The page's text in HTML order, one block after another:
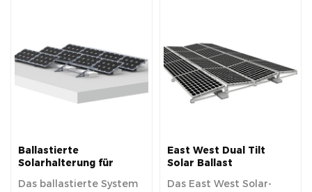
Ballastierte
Solarhalterung für
Das ballastierte System
East West Dual Tilt
Solar Ballast
Flachdächer
Das East West Solar-